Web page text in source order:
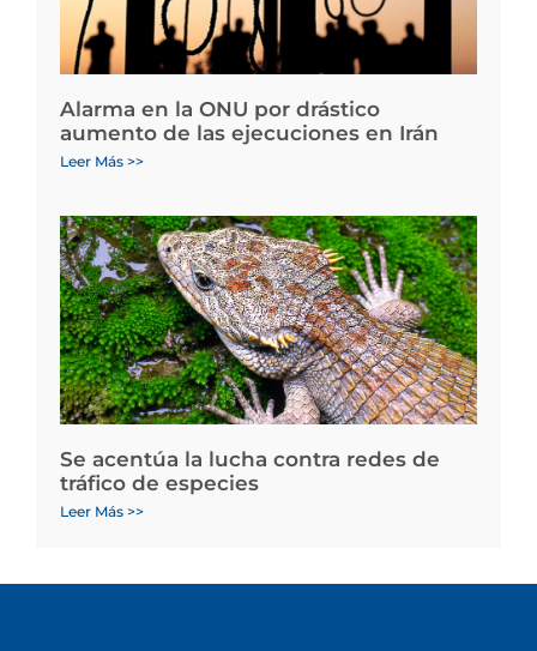
Alarma en la ONU por drástico
aumento de las ejecuciones en Irán
Leer Más >>
Se acentúa la lucha contra redes de
tráfico de especies
Leer Más >>